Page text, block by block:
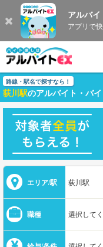
アルバイ
アプリで
路線・駅名で探すなら！
荻川駅のアルバイト・バ
エリア/駅 荻川駅
職種 選択して
給与/条件 選択して